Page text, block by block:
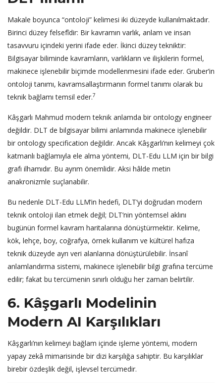
Makale boyunca “ontoloji” kelimesi iki düzeyde kullanılmaktadır.
Birinci düzey felsefîdir: Bir kavramın varlık, anlam ve insan
tasavvuru içindeki yerini ifade eder. İkinci düzey tekniktir:
Bilgisayar biliminde kavramların, varlıkların ve ilişkilerin formel,
makinece işlenebilir biçimde modellenmesini ifade eder. Gruber’in
ontoloji tanımı, kavramsallaştırmanın formel tanımı olarak bu
teknik bağlamı temsil eder.7
Kâşgarlı Mahmud modern teknik anlamda bir ontology engineer
değildir. DLT de bilgisayar bilimi anlamında makinece işlenebilir
bir ontology specification değildir. Ancak Kâşgarlı’nın kelimeyi çok
katmanlı bağlamıyla ele alma yöntemi, DLT-Edu LLM için bir bilgi
grafı ilhamıdır. Bu ayrım önemlidir. Aksi hâlde metin
anakronizmle suçlanabilir.
Bu nedenle DLT-Edu LLM’in hedefi, DLT’yi doğrudan modern
teknik ontoloji ilan etmek değil; DLT’nin yöntemsel aklını
bugünün formel kavram haritalarına dönüştürmektir. Kelime,
kök, lehçe, boy, coğrafya, örnek kullanım ve kültürel hafıza
teknik düzeyde ayrı veri alanlarına dönüştürülebilir. İnsanî
anlamlandırma sistemi, makinece işlenebilir bilgi grafına tercüme
edilir; fakat bu tercümenin sınırlı olduğu her zaman belirtilir.
6. Kâşgarlı Modelinin
Modern AI Karşılıkları
Kâşgarlı’nın kelimeyi bağlam içinde işleme yöntemi, modern
yapay zekâ mimarisinde bir dizi karşılığa sahiptir. Bu karşılıklar
birebir özdeşlik değil, işlevsel tercümedir.